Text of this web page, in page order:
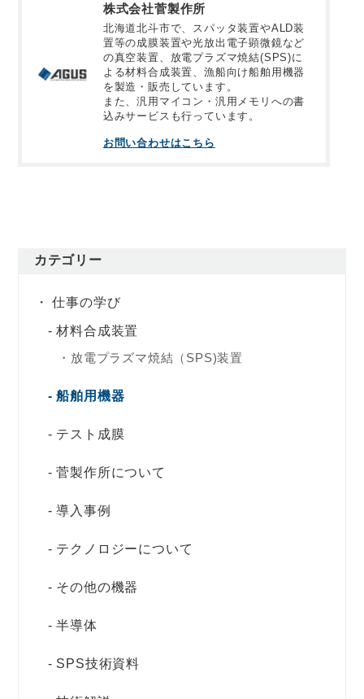
株式会社菅製作所
北海道北斗市で、スパッタ装置やALD装
置等の成膜装置や光放出電子顕微鏡など
の真空装置、放電プラズマ焼結(SPS)に
よる材料合成装置、漁船向け船舶用機器
を製造・販売しています。
また、汎用マイコン・汎用メモリへの書
込みサービスも行っています。
お問い合わせはこちら
カテゴリー
仕事の学び
材料合成装置
放電プラズマ焼結（SPS)装置
船舶用機器
テスト成膜
菅製作所について
導入事例
テクノロジーについて
その他の機器
半導体
SPS技術資料